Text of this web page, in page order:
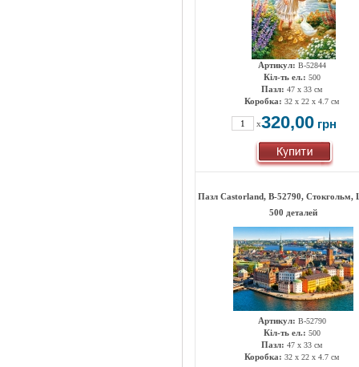
Артикул: B-52844
Кіл-ть ел.: 500
Пазл: 47 х 33 см
Коробка: 32 x 22 x 4.7 см
x320,00 грн
Пазл Castorland, B-52790, Стокгольм,
500 деталей
Артикул: B-52790
Кіл-ть ел.: 500
Пазл: 47 х 33 см
Коробка: 32 x 22 x 4.7 см